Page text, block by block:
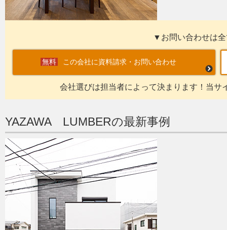
▼お問い合わせは
この会社に資料請求・お問い合わせ
会社選びは担当者によって決まります！当サ
YAZAWA LUMBERの最新事例